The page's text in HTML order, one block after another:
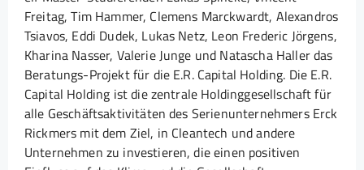
Freitag, Tim Hammer, Clemens Marckwardt, Alexandros
Tsiavos, Eddi Dudek, Lukas Netz, Leon Frederic Jörgens,
Kharina Nasser, Valerie Junge und Natascha Haller das
Beratungs-Projekt für die E.R. Capital Holding. Die E.R.
Capital Holding ist die zentrale Holdinggesellschaft für
alle Geschäftsaktivitäten des Serienunternehmers Erck
Rickmers mit dem Ziel, in Cleantech und andere
Unternehmen zu investieren, die einen positiven